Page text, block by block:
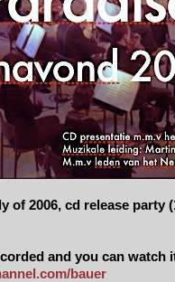
of 2006, cd release party
and you can watch
bauer